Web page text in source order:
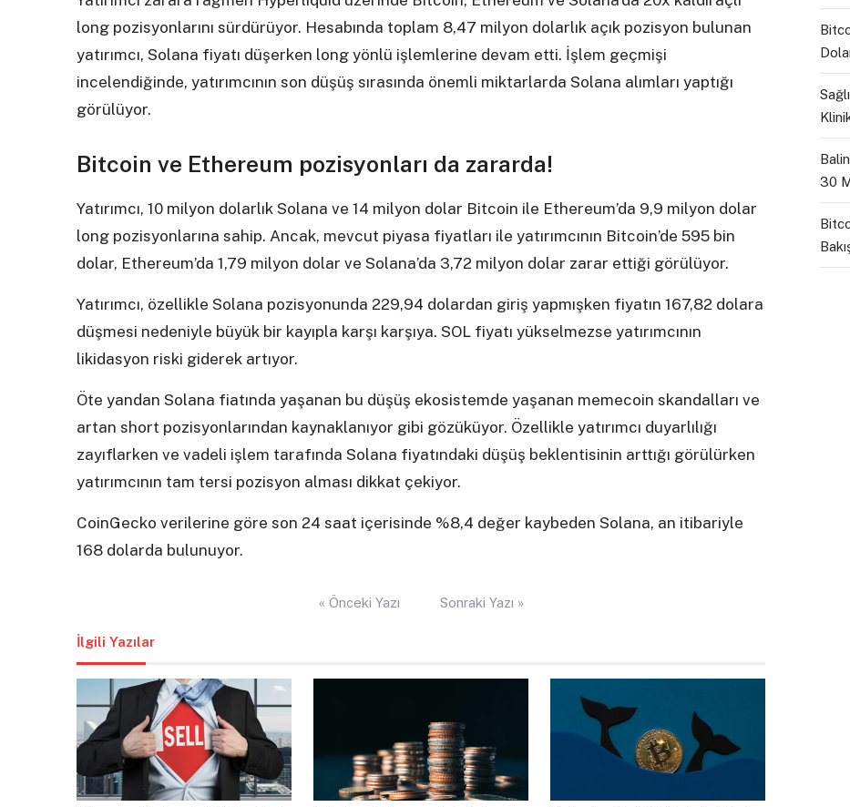
long pozisyonlarını sürdürüyor. Hesabında toplam 8,47 milyon dolarlık açık pozisyon bulunan
yatırımcı, Solana fiyatı düşerken long yönlü işlemlerine devam etti. İşlem geçmişi
incelendiğinde, yatırımcının son düşüş sırasında önemli miktarlarda Solana alımları yaptığı
görülüyor.
Bitcoin ve Ethereum pozisyonları da zararda!
Yatırımcı, 10 milyon dolarlık Solana ve 14 milyon dolar Bitcoin ile Ethereum’da 9,9 milyon dolar
long pozisyonlarına sahip. Ancak, mevcut piyasa fiyatları ile yatırımcının Bitcoin’de 595 bin
dolar, Ethereum’da 1,79 milyon dolar ve Solana’da 3,72 milyon dolar zarar ettiği görülüyor.
Yatırımcı, özellikle Solana pozisyonunda 229,94 dolardan giriş yapmışken fiyatın 167,82 dolara
düşmesi nedeniyle büyük bir kayıpla karşı karşıya. SOL fiyatı yükselmezse yatırımcının
likidasyon riski giderek artıyor.
Öte yandan Solana fiatında yaşanan bu düşüş ekosistemde yaşanan memecoin skandalları ve
artan short pozisyonlarından kaynaklanıyor gibi gözüküyor. Özellikle yatırımcı duyarlılığı
zayıflarken ve vadeli işlem tarafında Solana fiyatındaki düşüş beklentisinin arttığı görülürken
yatırımcının tam tersi pozisyon alması dikkat çekiyor.
CoinGecko verilerine göre son 24 saat içerisinde %8,4 değer kaybeden Solana, an itibariyle
168 dolarda bulunuyor.
« Önceki Yazı Sonraki Yazı »
İlgili Yazılar
30